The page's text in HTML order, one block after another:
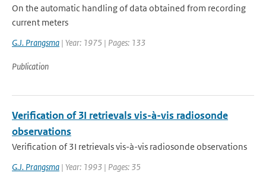
On the automatic handling of data obtained from recording
current meters
G.J. Prangsma | Year: 1975 | Pages: 133
Publication
Verification of 3I retrievals vis-à-vis radiosonde
observations
Verification of 3I retrievals vis-à-vis radiosonde observations
G.J. Prangsma | Year: 1993 | Pages: 35